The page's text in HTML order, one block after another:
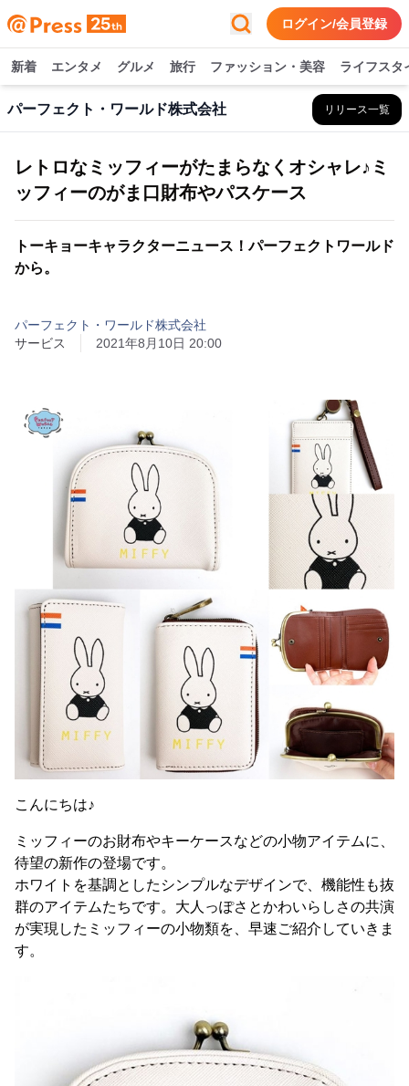
ログイン/会員登録
新着 エンタメ グルメ 旅行 ファッション・美容 ライフスタ
パーフェクト・ワールド株式会社 リリース一覧
レトロなミッフィーがたまらなくオシャレ♪ミ
ッフィーのがま口財布やパスケース
トーキョーキャラクターニュース！パーフェクトワールド
から。
パーフェクト・ワールド株式会社
サービス
2021年8月10日 20:00
こんにちは♪
ミッフィーのお財布やキーケースなどの小物アイテムに、
待望の新作の登場です。
ホワイトを基調としたシンプルなデザインで、機能性も抜
群のアイテムたちです。大人っぽさとかわいらしさの共演
が実現したミッフィーの小物類を、早速ご紹介していきま
す。